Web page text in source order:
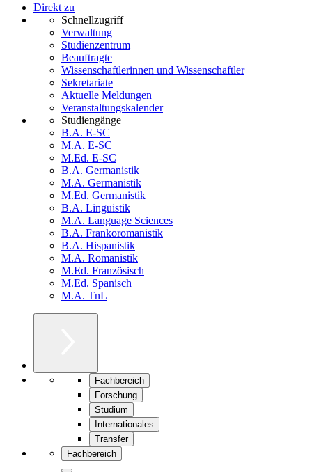
Direkt zu
Schnellzugriff
Verwaltung
Studienzentrum
Beauftragte
Wissenschaftlerinnen und Wissenschaftler
Sekretariate
Aktuelle Meldungen
Veranstaltungskalender
Studiengänge
B.A. E-SC
M.A. E-SC
M.Ed. E-SC
B.A. Germanistik
M.A. Germanistik
M.Ed. Germanistik
B.A. Linguistik
M.A. Language Sciences
B.A. Frankoromanistik
B.A. Hispanistik
M.A. Romanistik
M.Ed. Französisch
M.Ed. Spanisch
M.A. TnL
Fachbereich
Forschung
Studium
Internationales
Transfer
Fachbereich